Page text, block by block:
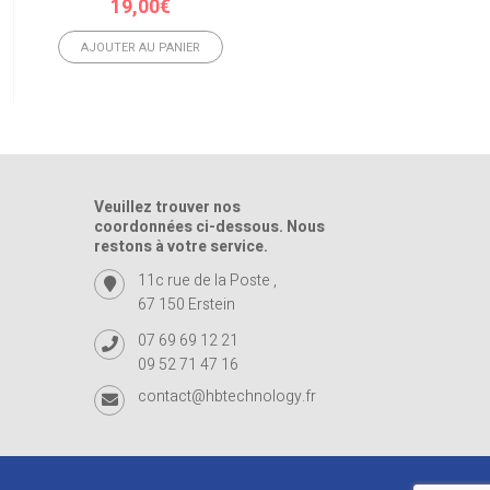
19,00€
AJOUTER AU PANIER
Veuillez trouver nos
coordonnées ci-dessous. Nous
restons à votre service.
11c rue de la Poste ,
67 150 Erstein
07 69 69 12 21
09 52 71 47 16
contact@hbtechnology.fr